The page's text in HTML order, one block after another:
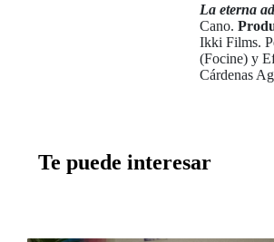
La eterna
Cano.
Ikki Films.
(Focine) y
Cárdenas
Te puede interesar